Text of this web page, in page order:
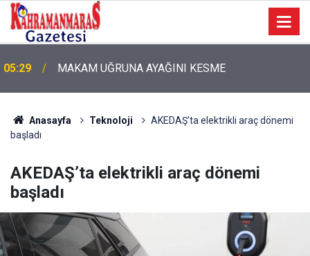
05:29 MAKAM UĞRUNA AYAĞINI KESME
05:11 Bugün Dosta Gidiyorum!
Anasayfa Teknoloji
AKEDAŞ’ta elektrikli araç dönemi
başladı
AKEDAŞ’ta elektrikli araç dönemi
başladı